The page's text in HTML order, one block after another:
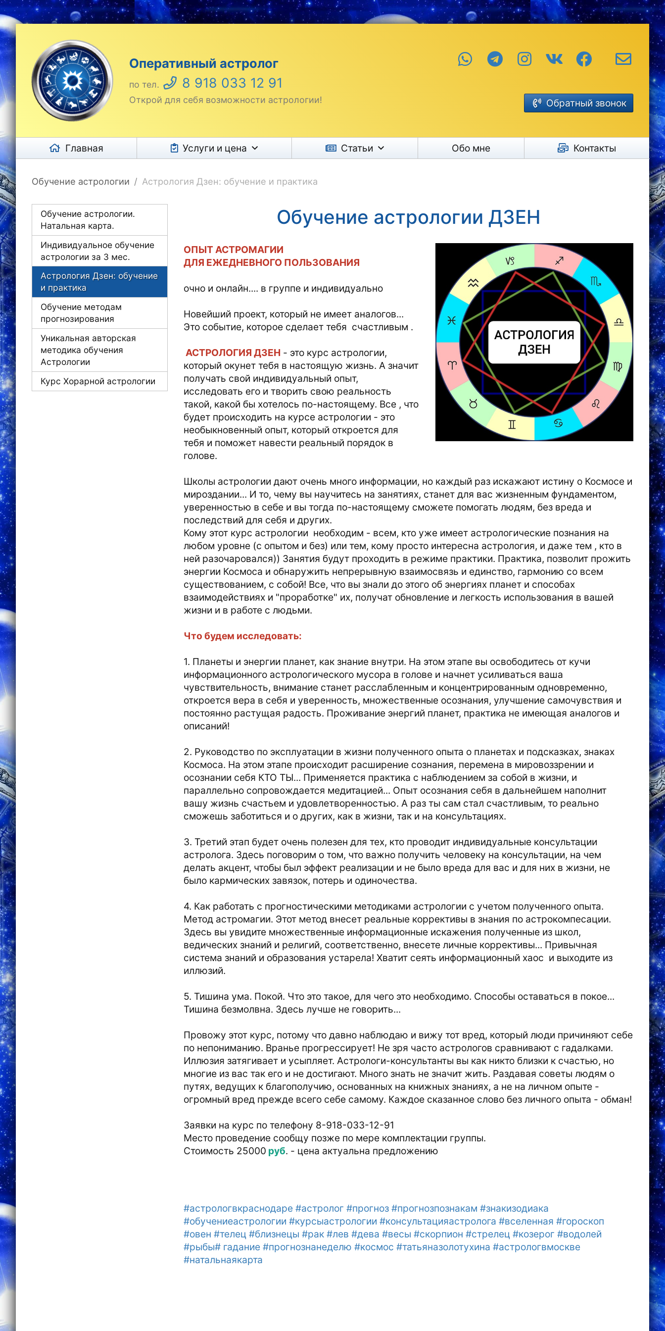
Оперативный астролог
по тел. 8 918 033 12 91
Открой для себя возможности астрологии! Обратный звонок
Главная Услуги и цена Статьи Обо мне Контакты
Обучение астрологии Астрология Дзен: обучение и практика
Обучение астрологии.
Натальная карта.
Индивидуальное обучение
астрологии за 3 мес.
Астрология Дзен: обучение
и практика
Обучение методам
прогнозирования
Уникальная авторская
методика обучения
Астрологии
Курс Хорарной астрологии
Обучение астрологии ДЗЕН
ОПЫТ АСТРОМАГИИ
ДЛЯ ЕЖЕДНЕВНОГО ПОЛЬЗОВАНИЯ
очно и онлайн.... в группе и индивидуально
Новейший проект, который не имеет аналогов...
Это событие, которое сделает тебя счастливым .
АСТРОЛОГИЯ ДЗЕН - это курс астрологии,
который окунет тебя в настоящую жизнь. А значит
получать свой индивидуальный опыт,
исследовать его и творить свою реальность
такой, какой бы хотелось по-настоящему. Все , что
будет происходить на курсе астрологии - это
необыкновенный опыт, который откроется для
тебя и поможет навести реальный порядок в
голове.
Школы астрологии дают очень много информации, но каждый раз искажают истину о Космосе и
мироздании... И то, чему вы научитесь на занятиях, станет для вас жизненным фундаментом,
уверенностью в себе и вы тогда по-настоящему сможете помогать людям, без вреда и
последствий для себя и других.
Кому этот курс астрологии необходим - всем, кто уже имеет астрологические познания на
любом уровне (с опытом и без) или тем, кому просто интересна астрология, и даже тем , кто в
ней разочаровался)) Занятия будут проходить в режиме практики. Практика, позволит прожить
энергии Космоса и обнаружить непрерывную взаимосвязь и единство, гармонию со всем
существованием, с собой! Все, что вы знали до этого об энергиях планет и способах
взаимодействиях и "проработке" их, получат обновление и легкость использования в вашей
жизни и в работе с людьми.
Что будем исследовать:
1. Планеты и энергии планет, как знание внутри. На этом этапе вы освободитесь от кучи
информационного астрологического мусора в голове и начнет усиливаться ваша
чувствительность, внимание станет расслабленным и концентрированным одновременно,
откроется вера в себя и уверенность, множественные осознания, улучшение самочувствия и
постоянно растущая радость. Проживание энергий планет, практика не имеющая аналогов и
описаний!
2. Руководство по эксплуатации в жизни полученного опыта о планетах и подсказках, знаках
Космоса. На этом этапе происходит расширение сознания, перемена в мировоззрении и
осознании себя КТО ТЫ... Применяется практика с наблюдением за собой в жизни, и
параллельно сопровождается медитацией... Опыт осознания себя в дальнейшем наполнит
вашу жизнь счастьем и удовлетворенностью. А раз ты сам стал счастливым, то реально
сможешь заботиться и о других, как в жизни, так и на консультациях.
3. Третий этап будет очень полезен для тех, кто проводит индивидуальные консультации
астролога. Здесь поговорим о том, что важно получить человеку на консультации, на чем
делать акцент, чтобы был эффект реализации и не было вреда для вас и для них в жизни, не
было кармических завязок, потерь и одиночества.
4. Как работать с прогностическими методиками астрологии с учетом полученного опыта.
Метод астромагии. Этот метод внесет реальные коррективы в знания по астрокомпесации.
Здесь вы увидите множественные информационные искажения полученные из школ,
ведических знаний и религий, соответственно, внесете личные коррективы... Привычная
система знаний и образования устарела! Хватит сеять информационный хаос и выходите из
иллюзий.
5. Тишина ума. Покой. Что это такое, для чего это необходимо. Способы оставаться в покое...
Тишина безмолвна. Здесь лучше не говорить...
Провожу этот курс, потому что давно наблюдаю и вижу тот вред, который люди причиняют себе
по непониманию. Вранье прогрессирует! Не зря часто астрологов сравнивают с гадалками.
Иллюзия затягивает и усыпляет. Астрологи-консультанты вы как никто близки к счастью, но
многие из вас так его и не достигают. Много знать не значит жить. Раздавая советы людям о
путях, ведущих к благополучию, основанных на книжных знаниях, а не на личном опыте -
огромный вред прежде всего себе самому. Каждое сказанное слово без личного опыта - обман!
Заявки на курс по телефону 8-918-033-12-91
Место проведение сообщу позже по мере комплектации группы.
Стоимость 25000 руб. - цена актуальна предложению
#астрологвкраснодаре #астролог #прогноз #прогнозпознакам #знакизодиака
#обучениеастрологии #курсыастрологии #консультацияастролога #вселенная #гороскоп
#овен #телец #близнецы #рак #лев #дева #весы #скорпион #стрелец #козерог #водолей
#рыбы# гадание #прогнознанеделю #космос #татьяназолотухина #астрологвмоскве
#натальнаякарта